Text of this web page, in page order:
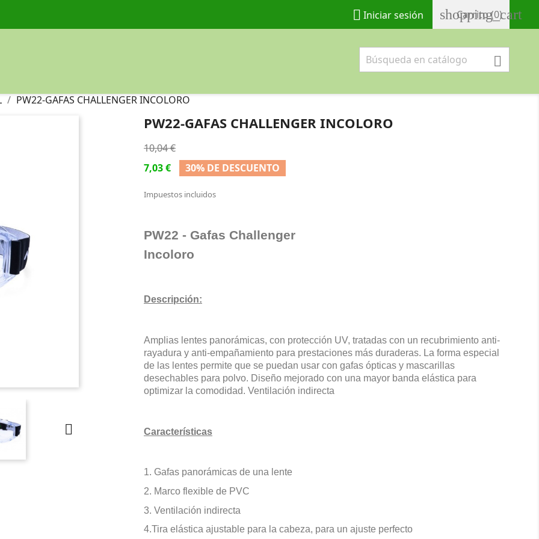
 Iniciar sesión shopping_cart
Carrito(0)

PW22-GAFAS CHALLENGER INCOLORO

PW22-GAFAS CHALLENGER INCOLORO
10,04 €
7,03 €
30% DE DESCUENTO
Impuestos incluidos
PW22 - Gafas Challenger
Incoloro
Descripción:
Amplias lentes panorámicas, con protección UV, tratadas con un recubrimiento anti-
rayadura y anti-empañamiento para prestaciones más duraderas. La forma especial
de las lentes permite que se puedan usar con gafas ópticas y mascarillas
desechables para polvo. Diseño mejorado con una mayor banda elástica para
optimizar la comodidad. Ventilación indirecta
Características
1. Gafas panorámicas de una lente
2. Marco flexible de PVC
3. Ventilación indirecta
4.Tira elástica ajustable para la cabeza, para un ajuste perfecto